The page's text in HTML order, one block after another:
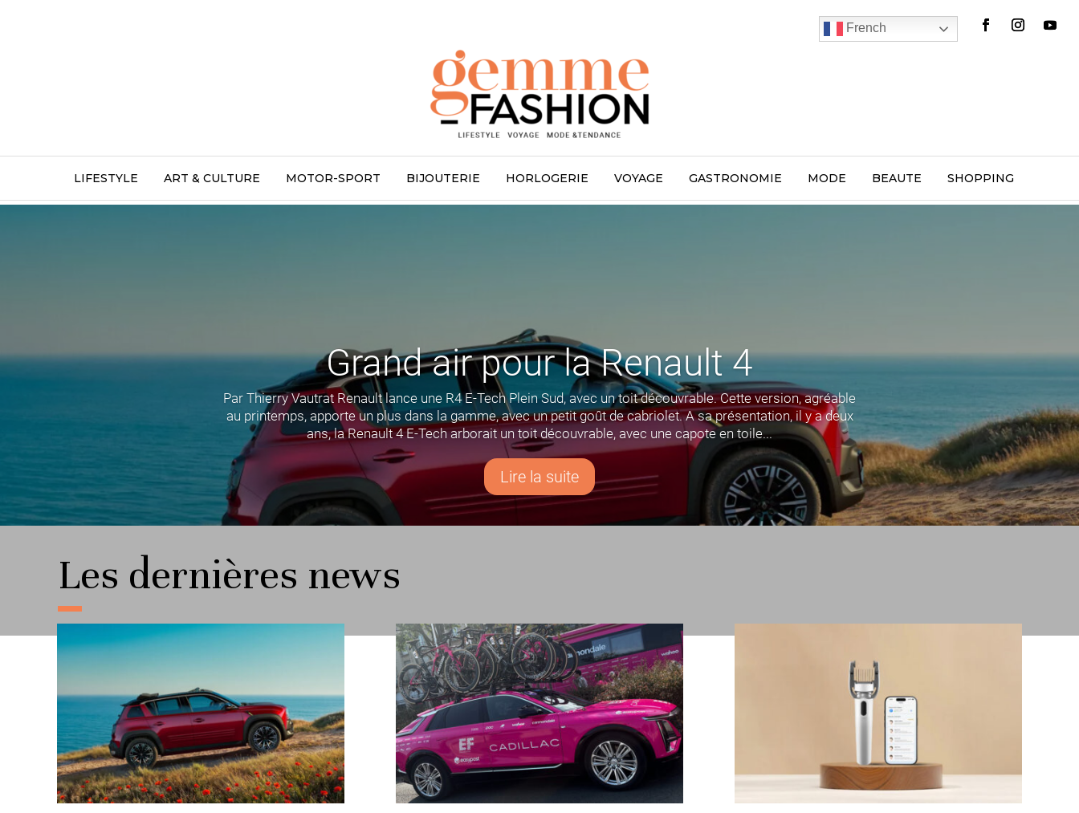
French
LIFESTYLE ART & CULTURE MOTOR-SPORT BIJOUTERIE HORLOGERIE VOYAGE GASTRONOMIE MODE BEAUTE SHOPPING
Grand air pour la Renault 4
Par Thierry Vautrat Renault lance une R4 E-Tech Plein Sud, avec un toit découvrable. Cette version, agréable
au printemps, apporte un plus dans la gamme, avec un petit goût de cabriolet. A sa présentation, il y a deux
ans, la Renault 4 E-Tech arborait un toit découvrable, avec une capote en toile...
Lire la suite
Les dernières news